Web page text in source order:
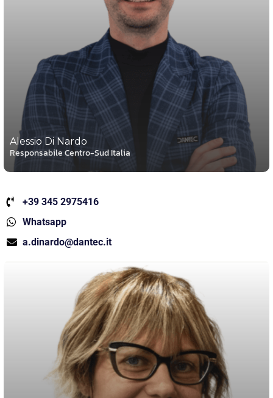
Alessio Di Nardo
Responsabile Centro-Sud Italia
+39 345 2975416
Whatsapp
a.dinardo@dantec.it